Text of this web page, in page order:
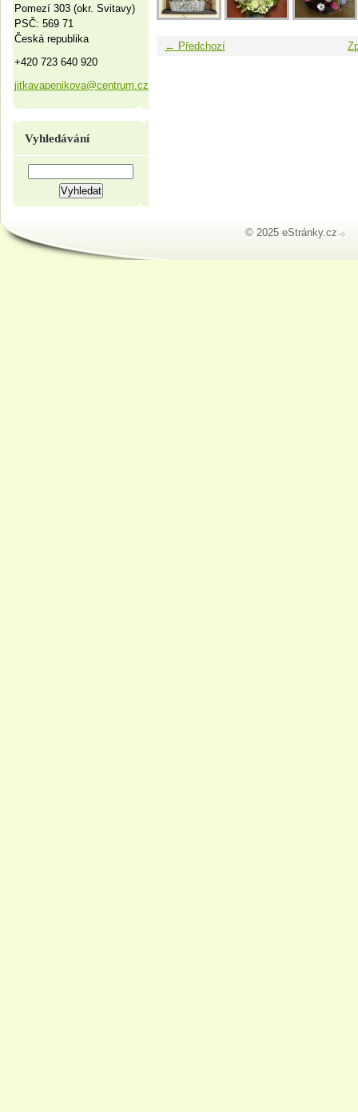
← Předchozí
Pomezí 303 (okr. Svitavy)
PSČ: 569 71
Česká republika
+420 723 640 920
jitkavapenikova@centrum.cz
Vyhledávání
© 2025 eStránky.cz